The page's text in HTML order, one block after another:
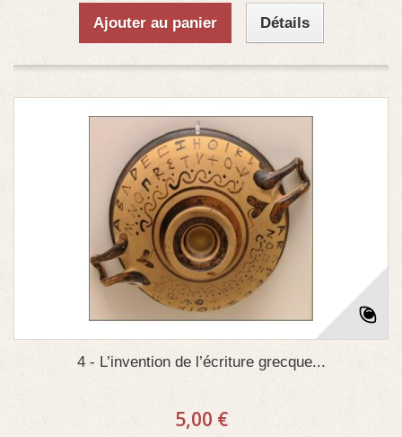
Ajouter au panier Détails
4 - L’invention de l’écriture grecque...
5,00 €